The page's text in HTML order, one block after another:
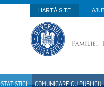
HARTĂ SITE
STATISTICI COMUNICARE CU PUBLICUL